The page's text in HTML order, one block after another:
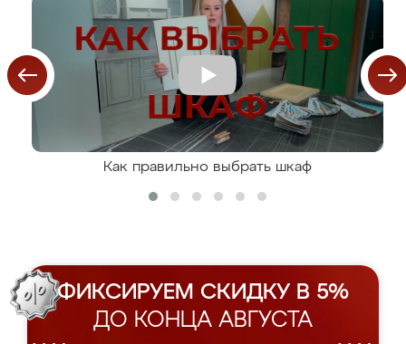
Как правильно выбрать шкаф
ФИКСИРУЕМ СКИДКУ В 5%
ДО КОНЦА АВГУСТА